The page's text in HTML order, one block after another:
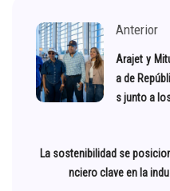
Anterior
Arajet y
a de
s junto a
La sostenibilidad se
nciero clave en la